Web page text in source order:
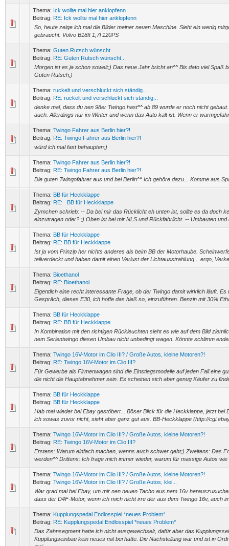
Thema: Ick wollte mal hier anklopfenn
Beitrag: RE: Ick wollte mal hier anklopfenn
So, heute zeige ich mal die Bilder meiner neuen Maschine. Sieht ein wenig
gebraucht. Volvo B18ft 1,7l 120PS
Thema: Guten Rutsch wünscht...
Beitrag: RE: Guten Rutsch wünscht...
Morgen ist es ja schon soweit;) Das neue Jahr bricht an^^ Bis dato viel Spaß
Guten Rutsch;)
Thema: ruckelt und verschluckt sich ständig...
Beitrag: RE: ruckelt und verschluckt sich ständig...
denke mal, dass du nen 98er Twingo hast^^ ab 89 wurde er noch nicht
auch. Allerdings nur im Winter und wenn das Auto kalt ist. Wenn er
Thema: Twingo Fahrer aus Berlin hier?!
Beitrag: RE: Twingo Fahrer aus Berlin hier?!
würd ich mal fast behaupten;)
Thema: Twingo Fahrer aus Berlin hier?!
Beitrag: RE: Twingo Fahrer aus Berlin hier?!
Die guten Twingofahrer aus und bei Berlin^^ Ich gehöre dazu... Komme aus
Thema: BB für Heckklappe
Beitrag: RE: BB für Heckklappe
Zymchen schrieb: -- Da bei mir das Rücklicht eh unten ist, sollte es da doch
einzutragen oder? ;) Oben ist bei mir NLS und Rückfahrlicht. -- Umbauten und
Thema: BB für Heckklappe
Beitrag: RE: BB für Heckklappe
Ist ja vom Prinzip her nichts anderes als beim BB der Motorhaube.
teilverdeckt und haben damit einen Verlust der Lichtausstrahlung... ergo,
Thema: Bioethanol
Beitrag: RE: Bioethanol
Eigentlich eine recht interessante Frage, ob der Twingo damit wirklich läuft. Es
Gespräch, dieses E30, ich hoffe das hieß so, einzuführen. Benzin mit 30%
Thema: BB für Heckklappe
Beitrag: RE: BB für Heckklappe
In Kombination mit den richtigen Rückleuchten sieht es wie auf dem Bild
nem Serientwingo diesen Umbau nicht unbedingt wagen. Könnte schlimm
Thema: Twingo 16V-Motor im Clio III? / Große Autos, kleine Motoren?!
Beitrag: RE: Twingo 16V-Motor im Clio III?
Für Gewerbe als Firmenwagen sind die Einstiegsmodelle auf jeden Fall eine
die nicht die Hauptabnehmer sein. Es scheinen sich aber genug Käufer zu
Thema: BB für Heckklappe
Beitrag: BB für Heckklappe
Hab mal wieder bei Ebay gestöbert... Böser Blick für die Heckklappe, jetzt bei
ich sowas zuvor nicht, sieht aber ganz gut aus. BB-Heckklappe (http://
Thema: Twingo 16V-Motor im Clio III? / Große Autos, kleine Motoren?!
Beitrag: RE: Twingo 16V-Motor im Clio III?
Erstens: Warum einfach machen, wenns auch schwer geht;) Zweitens: Das
werden^^ Drittens: Ich frage mich immer wieder, warum für massige Autos
Thema: Twingo 16V-Motor im Clio III? / Große Autos, kleine Motoren?!
Beitrag: Twingo 16V-Motor im Clio III? / Große Autos, klei...
War grad mal bei Ebay, um mir nen neuen Tacho aus nem 16v
dass der D4F-Motor, wenn ich mich nicht irre der aus dem Twingo 16v, auch
Thema: Kupplungspedal Endlosspiel *neues Problem*
Beitrag: RE: Kupplungspedal Endlosspiel *neues Problem*
Das Zahnsegment hatte ich nicht ausgewechselt, dafür aber das
Kupplungseinbau kein neues mit bei hatte. Die Nachstellung war und ist in